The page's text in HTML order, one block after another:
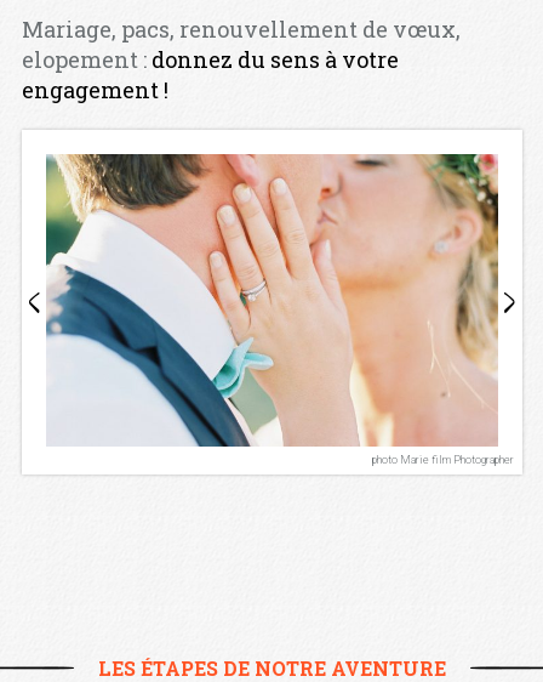
Mariage, pacs, renouvellement de vœux,
elopement : donnez du sens à votre
engagement !
photo Marie film Photographer
LES ÉTAPES DE NOTRE AVENTURE